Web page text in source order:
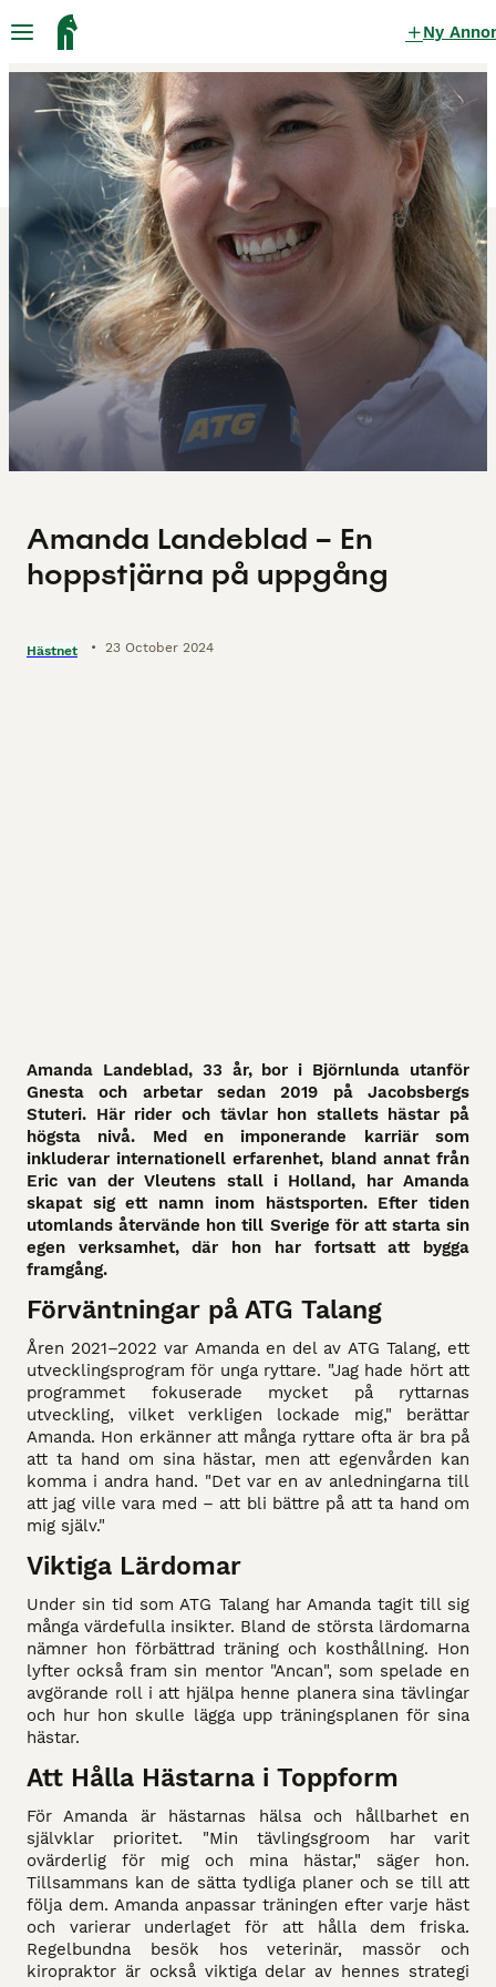
Ny
Amanda Landeblad – En
hoppstjärna på uppgång
Hästnet • 23 October 2024
Amanda Landeblad, 33 år, bor i Björnlunda utanför
Gnesta och arbetar sedan 2019 på Jacobsbergs
Stuteri. Här rider och tävlar hon stallets hästar på
högsta nivå. Med en imponerande karriär som
inkluderar internationell erfarenhet, bland annat från
Eric van der Vleutens stall i Holland, har Amanda
skapat sig ett namn inom hästsporten. Efter tiden
utomlands återvände hon till Sverige för att starta sin
egen verksamhet, där hon har fortsatt att bygga
framgång.
Förväntningar på ATG Talang
Åren 2021–2022 var Amanda en del av ATG Talang, ett
utvecklingsprogram för unga ryttare. "Jag hade hört att
programmet fokuserade mycket på ryttarnas
utveckling, vilket verkligen lockade mig," berättar
Amanda. Hon erkänner att många ryttare ofta är bra på
att ta hand om sina hästar, men att egenvården kan
komma i andra hand. "Det var en av anledningarna till
att jag ville vara med – att bli bättre på att ta hand om
mig själv."
Viktiga Lärdomar
Under sin tid som ATG Talang har Amanda tagit till sig
många värdefulla insikter. Bland de största lärdomarna
nämner hon förbättrad träning och kosthållning. Hon
lyfter också fram sin mentor "Ancan", som spelade en
avgörande roll i att hjälpa henne planera sina tävlingar
och hur hon skulle lägga upp träningsplanen för sina
hästar.
Att Hålla Hästarna i Toppform
För Amanda är hästarnas hälsa och hållbarhet en
självklar prioritet. "Min tävlingsgroom har varit
ovärderlig för mig och mina hästar," säger hon.
Tillsammans kan de sätta tydliga planer och se till att
följa dem. Amanda anpassar träningen efter varje häst
och varierar underlaget för att hålla dem friska.
Regelbundna besök hos veterinär, massör och
kiropraktor är också viktiga delar av hennes strategi